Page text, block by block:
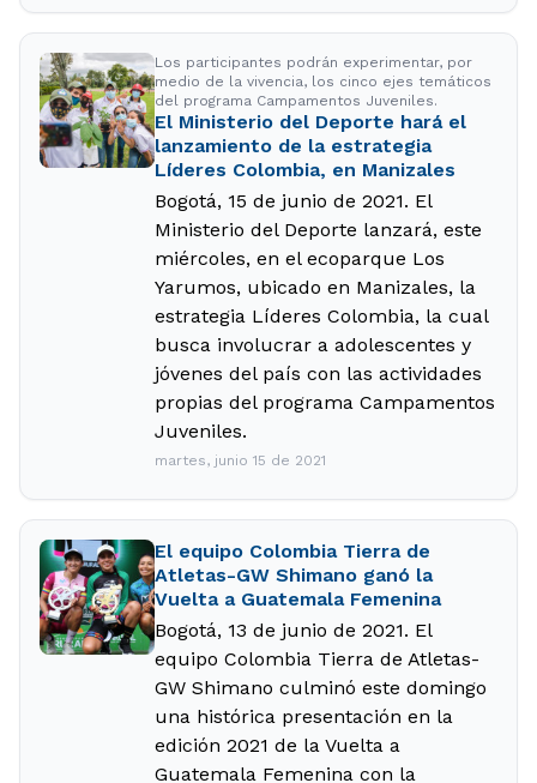
Los participantes podrán experimentar, por
medio de la vivencia, los cinco ejes temáticos
del programa Campamentos Juveniles.
El Ministerio del Deporte hará el
lanzamiento de la estrategia
Líderes Colombia, en Manizales
Bogotá, 15 de junio de 2021. El
Ministerio del Deporte lanzará, este
miércoles, en el ecoparque Los
Yarumos, ubicado en Manizales, la
estrategia Líderes Colombia, la cual
busca involucrar a adolescentes y
jóvenes del país con las actividades
propias del programa Campamentos
Juveniles.
martes, junio 15 de 2021
El equipo Colombia Tierra de
Atletas-GW Shimano ganó la
Vuelta a Guatemala Femenina
Bogotá, 13 de junio de 2021. El
equipo Colombia Tierra de Atletas-
GW Shimano culminó este domingo
una histórica presentación en la
edición 2021 de la Vuelta a
Guatemala Femenina con la